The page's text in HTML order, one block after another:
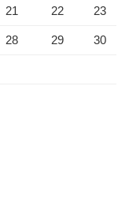
21 22 23
28 29 30